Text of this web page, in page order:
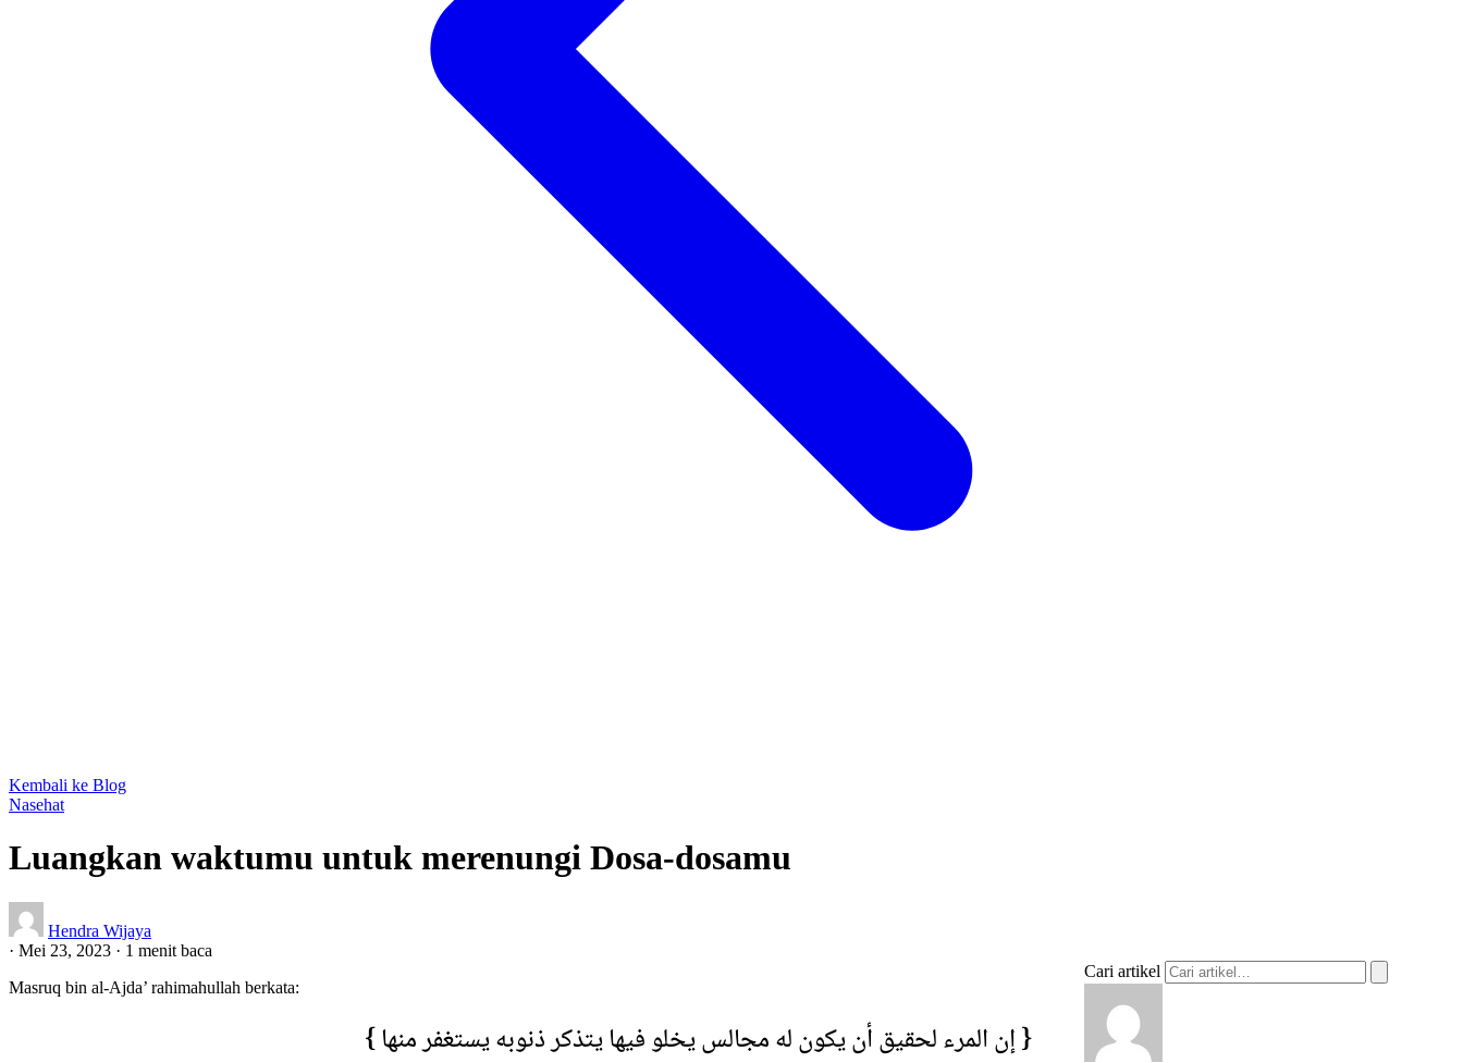
Kembali ke Blog
Nasehat
Luangkan waktumu untuk merenungi Dosa-dosamu
Hendra Wijaya
· Mei 23, 2023 · 1 menit baca
Masruq bin al-Ajda’ rahimahullah berkata:
{ إن المرء لحقيق أن يكون له مجالس يخلو فيها يتذكر ذنوبه يستغفر منها }
Cari artikel